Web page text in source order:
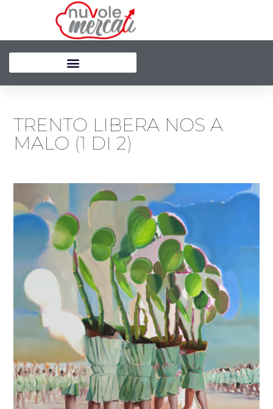
TRENTO LIBERA NOS A
MALO (1 DI 2)